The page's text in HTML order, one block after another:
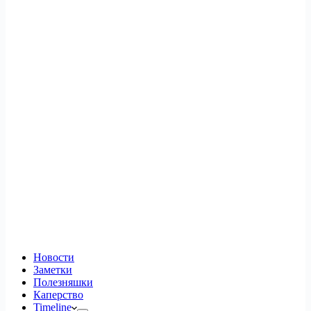
Новости
Заметки
Полезняшки
Каперство
Timeline